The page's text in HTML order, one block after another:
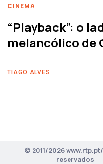
CINEMA
“Playback”: o
melancólico de
TIAGO ALVES
© 2011/2026
reservados